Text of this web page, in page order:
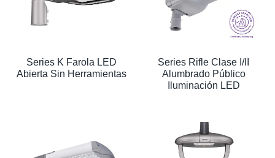
Series K Farola LED
Abierta Sin Herramientas
Series Rifle Clase I/II
Alumbrado Público
Iluminación LED